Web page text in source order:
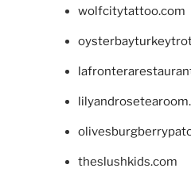
wolfcitytattoo.com
theslushkids.com